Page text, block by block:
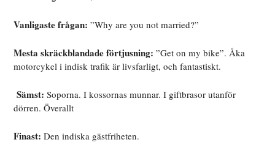
Vanligaste frågan:”Why are you not married?”
Mesta skräckblandade förtjusning: ”Get on my bike”. Åka
motorcykel i indisk trafik är livsfarligt, och fantastiskt.
Sämst: Soporna. I kossornas munnar. I giftbrasor utanför
dörren. Överallt
Finast: Den indiska gästfriheten.